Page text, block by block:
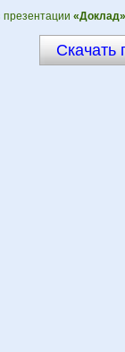
презентации «Доклад»
Скачать